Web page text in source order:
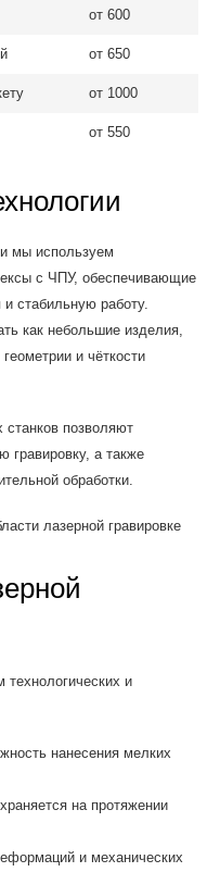
от 600
от 650
от 1000
от 550
мы используем
с ЧПУ, обеспечивающие
и стабильную работу.
как небольшие изделия,
и чёткости
станков позволяют
гравировку, а также
обработки.
технологических и
нанесения мелких
на протяжении
и механических